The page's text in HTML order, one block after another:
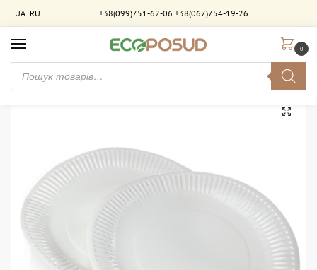
UA RU +38(099)751-62-06 +38(067)754-19-26
0
Головна / Тарілки паперові Тарілка паперова 30 см біла ламінована. 500 шт/ящ